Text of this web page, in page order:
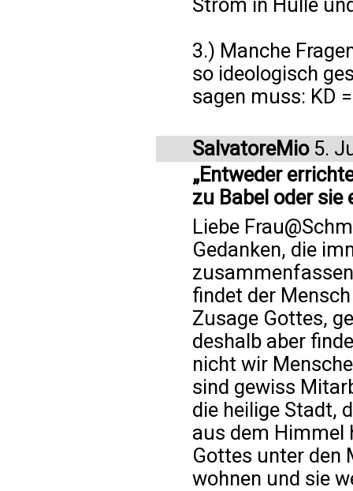
Strom in Hülle
3.) Manche
so ideologisch
sagen muss: KD
SalvatoreMio5.
„Entweder
zu Babel oder sie
Liebe
Gedanken, die
findet der
Zusage Gottes,
deshalb aber
nicht wir
sind gewiss
die heilige Stadt,
aus dem Himmel
Gottes unter den
wohnen und sie